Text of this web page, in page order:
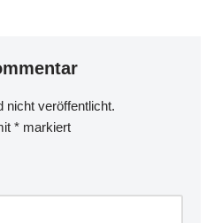
nicht veröffentlicht.
* markiert